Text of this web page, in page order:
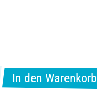
In den Warenkorb